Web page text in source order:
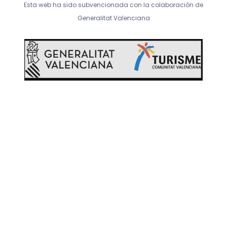
g
r
a
o
o
k
b
e
Esta web ha sido subvencionada con la colaboración de
Generalitat Valenciana